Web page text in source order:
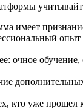
имеет
опыт
очное
кто уже